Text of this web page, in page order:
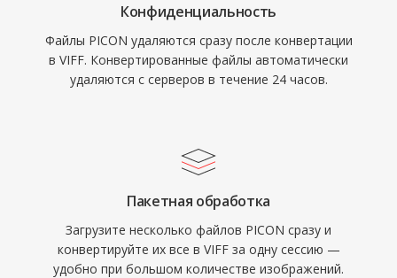
Конфиденциальность
Файлы PICON удаляются сразу после конвертации
в VIFF. Конвертированные файлы автоматически
удаляются с серверов в течение 24 часов.
Пакетная обработка
Загрузите несколько файлов PICON сразу и
конвертируйте их все в VIFF за одну сессию —
удобно при большом количестве изображений.